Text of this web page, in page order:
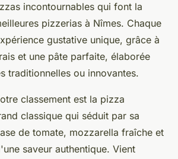
incontournables qui font la
pizzerias à Nîmes. Chaque
gustative unique, grâce à
et une pâte parfaite, élaborée
traditionnelles ou innovantes.
classement est la pizza
classique qui séduit par sa
de tomate, mozzarella fraîche et
saveur authentique. Vient